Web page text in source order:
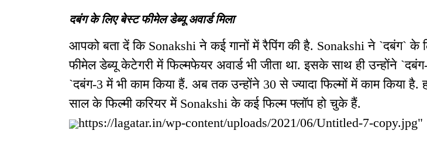
दबंग के लिए बेस्ट फीमेल डेब्यू अवार्ड मिला
आपको बता दें कि Sonakshi ने कई गानों में रैपिंग की है. Sonakshi ने `दबंग` के
फीमेल डेब्यू केटेगरी में फिल्मफेयर अवार्ड भी जीता था. इसके साथ ही उन्होंने
`दबंग-3 में भी काम किया हैं. अब तक उन्होंने 30 से ज्यादा फिल्मों में काम किया है.
साल के फिल्मी करियर में Sonakshi के कई फिल्म फ्लॉप हो चुके हैं.
https://lagatar.in/wp-content/uploads/2021/06/Untitled-7-copy.jpg"